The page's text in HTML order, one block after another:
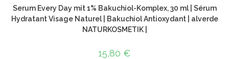
Serum Every Day mit 1% Bakuchiol-Komplex, 30 ml | Sérum
Hydratant Visage Naturel | Bakuchiol Antioxydant | alverde
NATURKOSMETIK |
15,80 €